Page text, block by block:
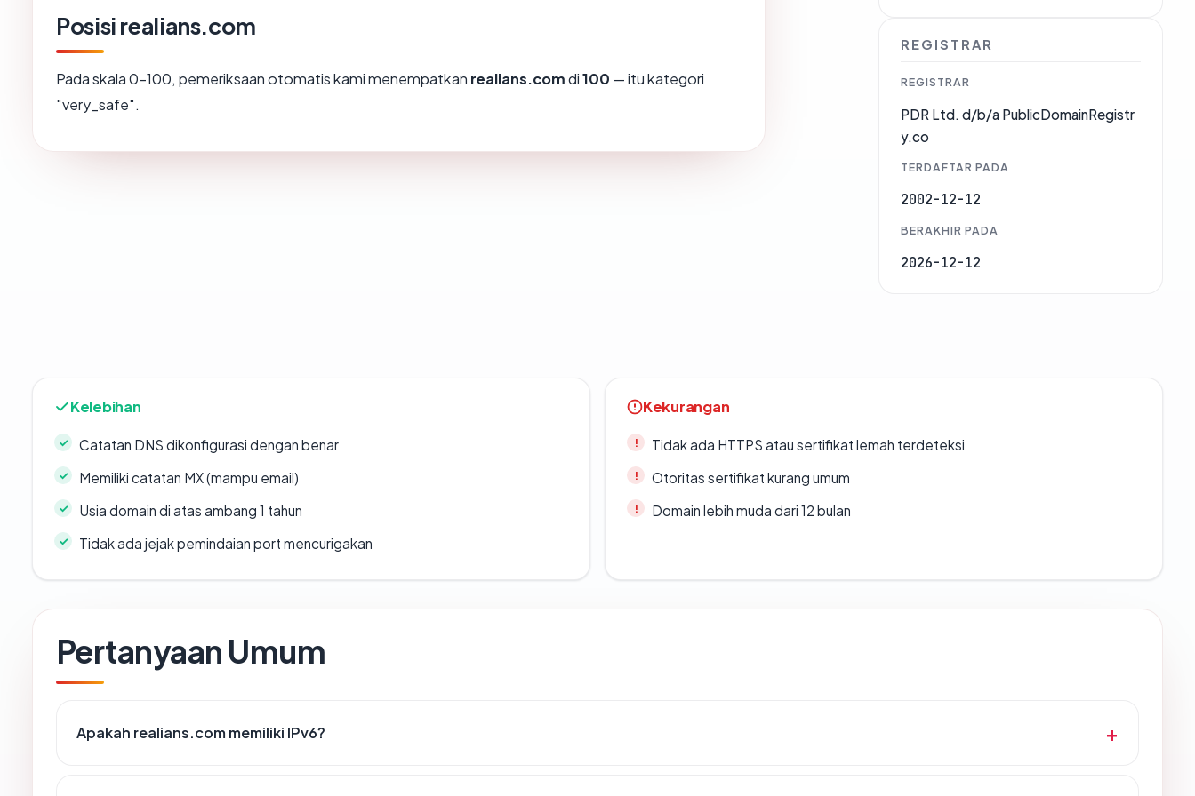
Posisi realians.com
Pada skala 0-100, pemeriksaan otomatis kami menempatkan realians.comdi100 — itu kategori
"very_safe".
REGISTRAR
REGISTRAR
PDR Ltd. d/b/a PublicDomainRegistr
y.co
TERDAFTAR PADA
2002-12-12
BERAKHIR PADA
2026-12-12
Kelebihan
Catatan DNS dikonfigurasi dengan benar
Memiliki catatan MX (mampu email)
Usia domain di atas ambang 1 tahun
Tidak ada jejak pemindaian port mencurigakan
Kekurangan
Tidak ada HTTPS atau sertifikat lemah terdeteksi
Otoritas sertifikat kurang umum
Domain lebih muda dari 12 bulan
Pertanyaan Umum
Apakah realians.com memiliki IPv6?